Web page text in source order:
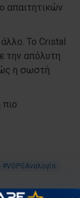
απαιτητικών
Το Cristal
την απόλυτη
η σωστή